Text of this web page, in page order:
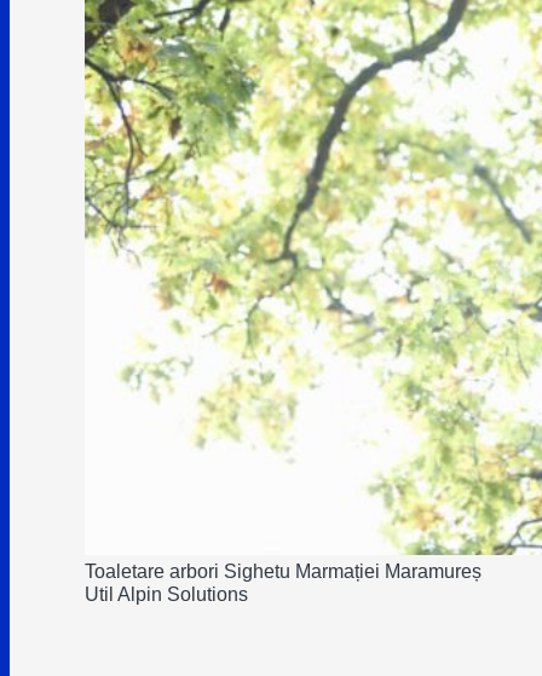
Toaletare arbori Sighetu Marmației Maramureș
Util Alpin Solutions